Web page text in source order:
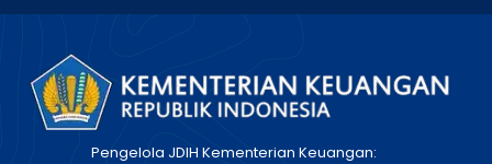
Pengelola JDIH Kementerian Keuangan: